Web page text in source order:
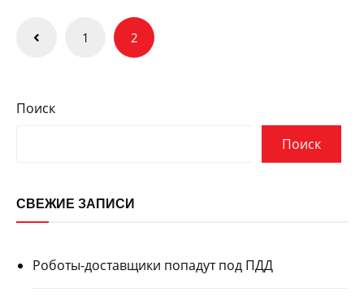
Пагинация
1 2
Поиск
Поиск
СВЕЖИЕ ЗАПИСИ
Роботы-доставщики попадут под ПДД